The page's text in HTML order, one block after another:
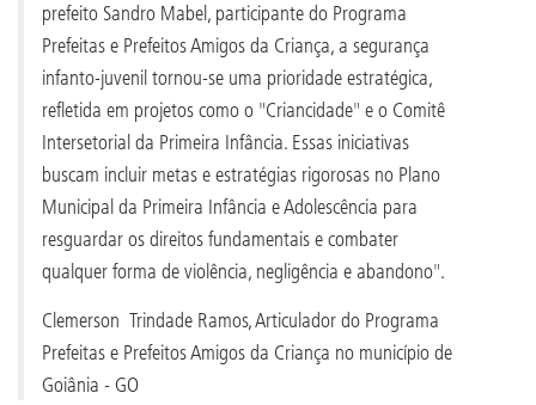
prefeito Sandro Mabel, participante do Programa
Prefeitas e Prefeitos Amigos da Criança, a segurança
infanto-juvenil tornou-se uma prioridade estratégica,
refletida em projetos como o "Criancidade" e o Comitê
Intersetorial da Primeira Infância. Essas iniciativas
buscam incluir metas e estratégias rigorosas no Plano
Municipal da Primeira Infância e Adolescência para
resguardar os direitos fundamentais e combater
qualquer forma de violência, negligência e abandono".
Clemerson Trindade Ramos, Articulador do Programa
Prefeitas e Prefeitos Amigos da Criança no município de
Goiânia - GO